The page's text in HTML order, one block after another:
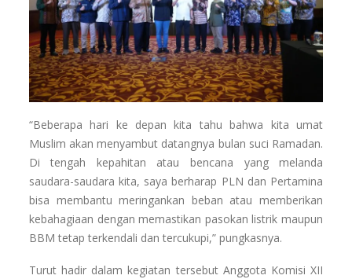
“Beberapa hari ke depan kita tahu bahwa kita umat
Muslim akan menyambut datangnya bulan suci Ramadan.
Di tengah kepahitan atau bencana yang melanda
saudara-saudara kita, saya berharap PLN dan Pertamina
bisa membantu meringankan beban atau memberikan
kebahagiaan dengan memastikan pasokan listrik maupun
BBM tetap terkendali dan tercukupi,” pungkasnya.
Turut hadir dalam kegiatan tersebut Anggota Komisi XII